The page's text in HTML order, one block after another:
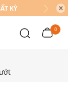
KỲ
0